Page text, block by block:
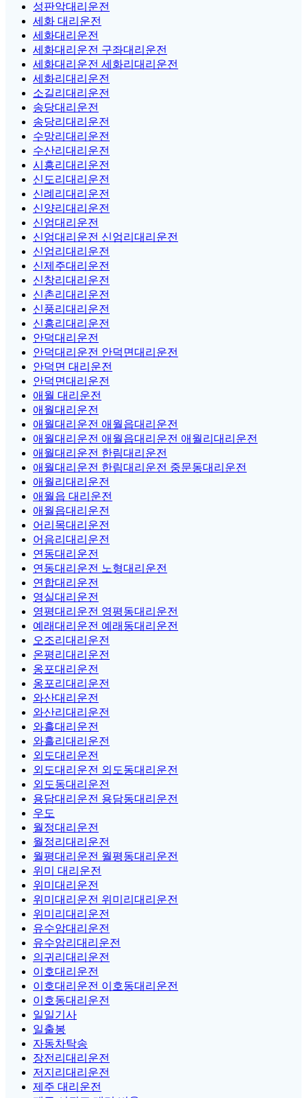
성판악대리운전
세화 대리운전
세화대리운전
세화대리운전 구좌대리운전
세화대리운전 세화리대리운전
세화리대리운전
소길리대리운전
송당대리운전
송당리대리운전
수망리대리운전
수산리대리운전
시흥리대리운전
신도리대리운전
신례리대리운전
신양리대리운전
신엄대리운전
신엄대리운전 신엄리대리운전
신엄리대리운전
신제주대리운전
신창리대리운전
신촌리대리운전
신풍리대리운전
신흥리대리운전
안덕대리운전
안덕대리운전 안덕면대리운전
안덕면 대리운전
안덕면대리운전
애월 대리운전
애월대리운전
애월대리운전 애월읍대리운전
애월대리운전 애월읍대리운전 애월리대리운전
애월대리운전 한림대리운전
애월대리운전 한림대리운전 중문동대리운전
애월리대리운전
애월읍 대리운전
애월읍대리운전
어리목대리운전
어음리대리운전
연동대리운전
연동대리운전 노형대리운전
연합대리운전
영실대리운전
영평대리운전 영평동대리운전
예래대리운전 예래동대리운전
오조리대리운전
온평리대리운전
옹포대리운전
옹포리대리운전
와산대리운전
와산리대리운전
와흘대리운전
와흘리대리운전
외도대리운전
외도대리운전 외도동대리운전
외도동대리운전
용담대리운전 용담동대리운전
우도
월정대리운전
월정리대리운전
월평대리운전 월평동대리운전
위미 대리운전
위미대리운전
위미대리운전 위미리대리운전
위미리대리운전
유수암대리운전
유수암리대리운전
의귀리대리운전
이호대리운전
이호대리운전 이호동대리운전
이호동대리운전
일일기사
일출봉
자동차탁송
장전리대리운전
저지리대리운전
제주 대리운전